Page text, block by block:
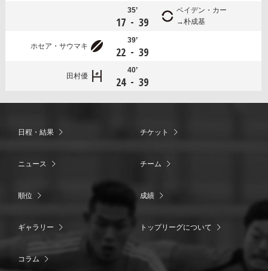
35’
17 - 39
ベイデン・カー
朴成基
ホセア・サウマキ
39’
22 - 39
田村優
40’
24 - 39
日程・結果 チケット
ニュース チーム
順位 成績
ギャラリー トップリーグについて
コラム